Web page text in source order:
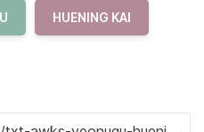
HUENING KAI